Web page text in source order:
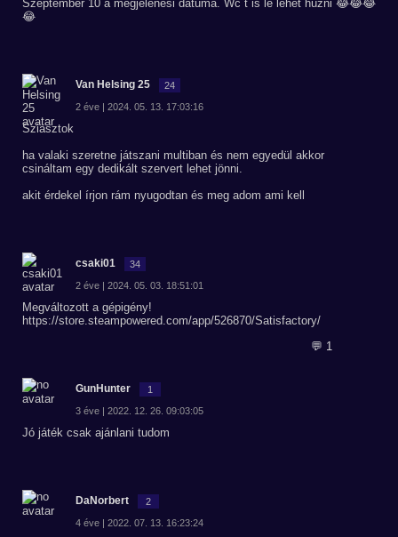
Szeptember 10 a megjelenési dátuma. Wc t is le lehet húzni 😂😂😂
😂
Van Helsing 25 24
2 éve | 2024. 05. 13. 17:03:16
Sziasztok
ha valaki szeretne játszani multiban és nem egyedül akkor
csináltam egy dedikált szervert lehet jönni.
akit érdekel írjon rám nyugodtan és meg adom ami kell
csaki01 34
2 éve | 2024. 05. 03. 18:51:01
Megváltozott a gépigény!
https://store.steampowered.com/app/526870/Satisfactory/
💬 1
GunHunter 1
3 éve | 2022. 12. 26. 09:03:05
Jó játék csak ajánlani tudom
DaNorbert 2
4 éve | 2022. 07. 13. 16:23:24